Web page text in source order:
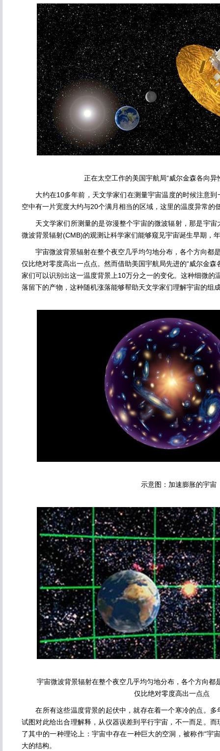
正在太空工作的美国宇航局“威尔金森各向异
大约在10多年前，天文学家们在测量宇宙温度的时候注意到
空中有一片宽度大约与20个满月相当的区域，这里的温度异常的
天文学家们所测量的是弥漫整个宇宙的微波辐射，那是宇宙
微波背景辐射(CMB)的观测让科学家们能够窥见宇宙诞生早期，
宇宙微波背景辐射在整个夜空几乎均匀地分布，各个方向都
仅比绝对零度高出一点点。然而借助美国宇航局先进的“威尔金森
家们可以识别出这一温度背景上10万分之一的变化。这种细微的
落留下的产物，这种随机涨落能够帮助天文学家们理解宇宙的组
示意图：加速膨胀的宇宙
宇宙微波背景辐射在整个夜空几乎均匀地分布，各个方向都
仅比绝对零度高出一点点
在所有这些温度背景的起伏中，就存在着一个寒冷的点。多
试图对此给出合理解释，从仪器误差到平行宇宙，不一而足。
了其中的一种理论上：宇宙中存在一种巨大的空洞，被称作“宇
大的结构。